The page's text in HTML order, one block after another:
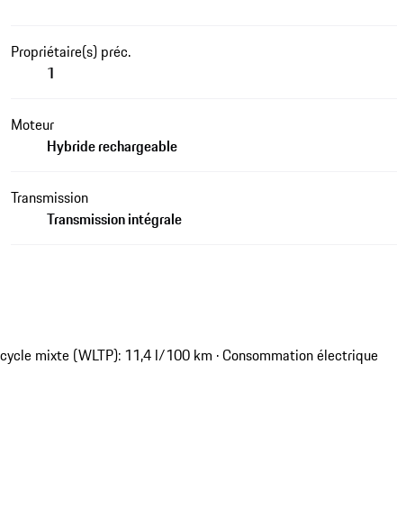
Propriétaire(s) préc.
1
Moteur
Hybride rechargeable
Transmission
Transmission intégrale
mixte (WLTP): 11,4 l/100 km · Consommation électrique